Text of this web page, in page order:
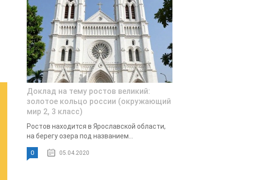
Доклад на тему ростов великий:
золотое кольцо россии (окружающий
мир 2, 3 класс)
Ростов находится в Ярославской области,
на берегу озера под названием...
0 05.04.2020